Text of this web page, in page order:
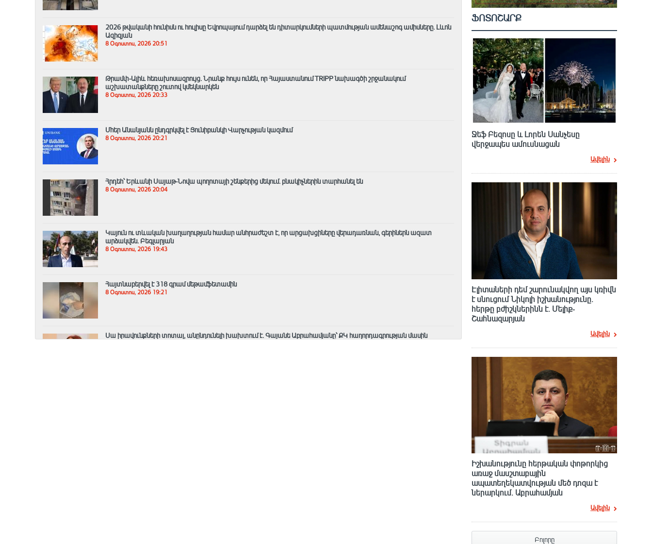
2026 թվականի հունիսն ու հուլիսը Եվրոպայում դարձել են դիտարկումների պատմության ամենաշոգ ամիսները․ Լևոն
Ազիզյան
8 Օգոստոս, 2026 20:51
Թրամփ-Ալիև հեռախոսազրույց. Նրանք հույս ունեն, որ Հայաստանում TRIPP նախագծի շրջանակում
աշխատանքները շուտով կմեկնարկեն
8 Օգոստոս, 2026 20:33
Մհեր Անանյանն ընդգրկվել է Յունիբանկի Վարչության կազմում
8 Օգոստոս, 2026 20:21
Հրդեհ՝ Երևանի Սայաթ-Նովա պողոտայի շենքերից մեկում․ բնակիչներին տարհանել են
8 Օգոստոս, 2026 20:04
Կայուն ու տևական խաղաղության համար անհրաժեշտ է, որ արցախցիները վերադառնան, գերիներն ազատ
արձակվեն․ Բեգլարյան
8 Օգոստոս, 2026 19:43
Հայտնաբերվել է 318 գրամ մեթամֆետամին
8 Օգոստոս, 2026 19:21
Սա իրավունքների տոտալ, անընդունելի խախտում է. Գայանե Աբրահամյանը՝ ՔԿ հաղորդագրության մասին
ՖՈՏՈՇԱՐՔ
Ջեֆ Բեզոսը և Լորեն Սանչեսը
վերջապես ամուսնացան
Ավելին
Էլիտաների դեմ շարունակվող այս կռիվն
է սնուցում Նիկոլի իշխանությունը.
հերթը բժիշկներինն է. Մելիք-
Շահնազարյան
Ավելին
Իշխանությունը հերթական փոթորկից
առաջ մասշտաբային
ապատեղեկատվության մեծ դnզա է
ներարկում․ Աբրահամյան
Ավելին
Բոլորը